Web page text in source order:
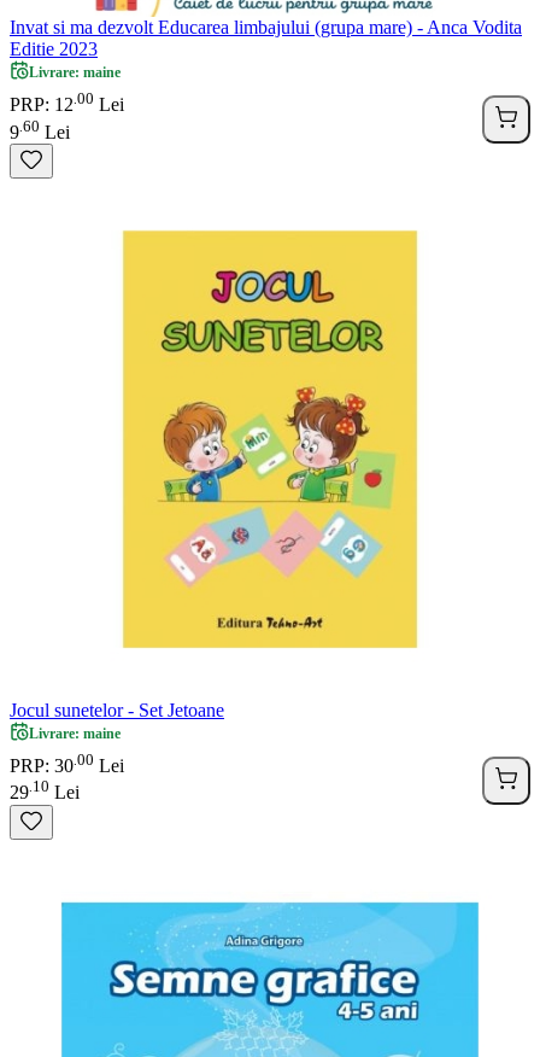
Invat si ma dezvolt Educarea limbajului (grupa mare) - Anca Vodita
Editie 2023
Livrare: maine
PRP: 12 00 Lei
9 60 Lei
Jocul sunetelor - Set Jetoane
Livrare: maine
PRP: 30 00 Lei
29 10 Lei